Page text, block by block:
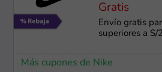
Gratis
Envío gratis
superiores a S/
Más cupones de Nike